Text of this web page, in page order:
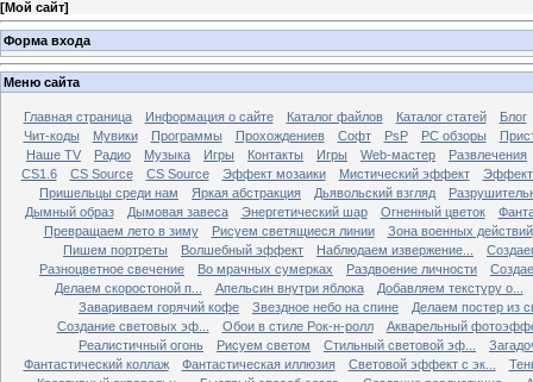
[Мой сайт]
Форма входа
Меню сайта
Главная страница Информация о сайте Каталог файлов Каталог статей
Блог
Чит-коды
Мувики Программы Прохождениев Софт PsP PC обзоры
Наше TV
Радио Музыка Игры Контакты Игры Web-мастер
Развлечения
CS1.6
CS Source CS Source Эффект мозаики Мистический эффект
Эффект
Пришельцы среди нам
Яркая абстракция Дьявольский взгляд
Дымный образ
Дымовая завеса Энергетический шар Огненный цветок
Превращаем лето в зиму
Рисуем светящиеся линии
Зона военных действий
Пишем портреты
Волшебный эффект Наблюдаем извержение...
Разноцветное свечение
Во мрачных сумерках Раздвоение личности
Делаем скоростоной п...
Апельсин внутри яблока
Добавляем текстуру о...
Завариваем горячий кофе
Звездное небо на спине
Делаем постер из
Создание световых эф...
Обои в стиле Рок-н-ролл
Акварельный
Реалистичный огонь
Рисуем светом Стильный световой эф...
Фантастический коллаж
Фантастическая иллюзия Световой эффект с эк...